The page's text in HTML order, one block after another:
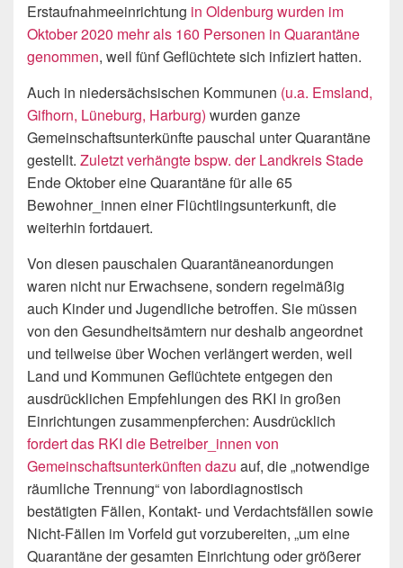
Erstaufnahmeeinrichtung in Oldenburg wurden im
Oktober 2020 mehr als 160 Personen in Quarantäne
genommen, weil fünf Geflüchtete sich infiziert hatten.
Auch in niedersächsischen Kommunen (u.a. Emsland,
Gifhorn, Lüneburg, Harburg) wurden ganze
Gemeinschaftsunterkünfte pauschal unter Quarantäne
gestellt. Zuletzt verhängte bspw. der Landkreis Stade
Ende Oktober eine Quarantäne für alle 65
Bewohner_innen einer Flüchtlingsunterkunft, die
weiterhin fortdauert.
Von diesen pauschalen Quarantäneanordungen
waren nicht nur Erwachsene, sondern regelmäßig
auch Kinder und Jugendliche betroffen. Sie müssen
von den Gesundheitsämtern nur deshalb angeordnet
und teilweise über Wochen verlängert werden, weil
Land und Kommunen Geflüchtete entgegen den
ausdrücklichen Empfehlungen des RKI in großen
Einrichtungen zusammenpferchen: Ausdrücklich
fordert das RKI die Betreiber_innen von
Gemeinschaftsunterkünften dazu auf, die „notwendige
räumliche Trennung“ von labordiagnostisch
bestätigten Fällen, Kontakt- und Verdachtsfällen sowie
Nicht-Fällen im Vorfeld gut vorzubereiten, „um eine
Quarantäne der gesamten Einrichtung oder größerer